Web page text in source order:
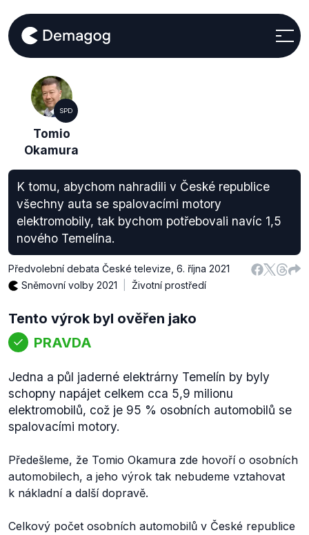
SPD
Tomio
Okamura
K tomu, abychom nahradili v České republice
všechny auta se spalovacími motory
elektromobily, tak bychom potřebovali navíc 1,5
nového Temelína.
Předvolební debata České televize 6. října 2021
Sněmovní volby 2021
Životní prostředí
Tento výrok byl ověřen jako
PRAVDA
Jedna a půl jaderné elektrárny Temelín by byly
schopny napájet celkem cca 5,9 milionu
elektromobilů, což je 95 % osobních automobilů se
spalovacími motory.
Předešleme, že Tomio Okamura zde hovoří o osobních
automobilech, a jeho výrok tak nebudeme vztahovat
k nákladní a další dopravě.
Celkový počet osobních automobilů v České republice